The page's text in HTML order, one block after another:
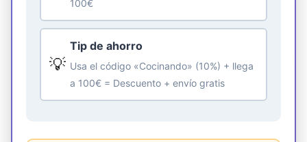
100€
💡
Tip de ahorro
Usa el código «Cocinando» (10%) + llega
a 100€ = Descuento + envío gratis